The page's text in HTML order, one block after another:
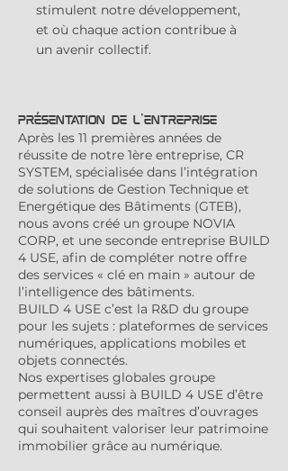
stimulent notre développement,
et où chaque action contribue à
un avenir collectif.
Présentation de l'entreprise
Après les 11 premières années de
réussite de notre 1ère entreprise, CR
SYSTEM, spécialisée dans l’intégration
de solutions de Gestion Technique et
Energétique des Bâtiments (GTEB),
nous avons créé un groupe NOVIA
CORP, et une seconde entreprise BUILD
4 USE, afin de compléter notre offre
des services « clé en main » autour de
l’intelligence des bâtiments.
BUILD 4 USE c’est la R&D du groupe
pour les sujets : plateformes de services
numériques, applications mobiles et
objets connectés.
Nos expertises globales groupe
permettent aussi à BUILD 4 USE d’être
conseil auprès des maîtres d’ouvrages
qui souhaitent valoriser leur patrimoine
immobilier grâce au numérique.